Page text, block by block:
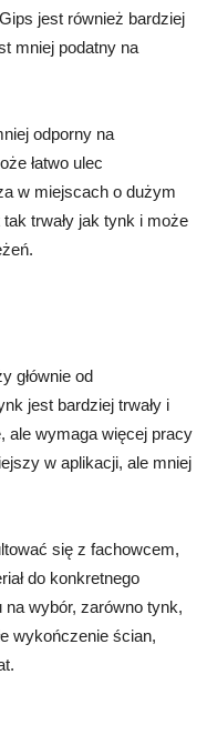
jest również bardziej
mniej podatny na
odporny na
łatwo ulec
w miejscach o dużym
trwały jak tynk i może
głównie od
jest bardziej trwały i
ale wymaga więcej pracy
w aplikacji, ale mniej
się z fachowcem,
do konkretnego
na wybór, zarówno tynk,
wykończenie ścian,